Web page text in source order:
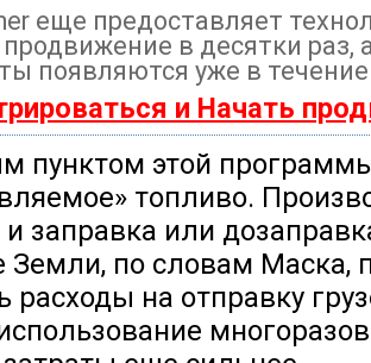
еще предоставляет
продвижение в десятки раз,
появляются уже в
и Начать
пунктом этой
топливо.
заправка или
Земли, по словам Маска,
расходы на отправку